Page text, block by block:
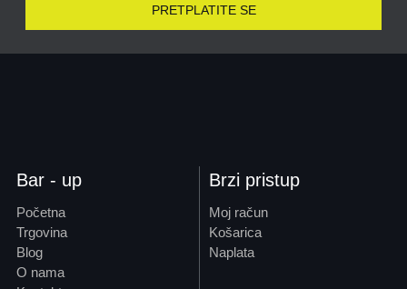
PRETPLATITE SE
Bar - up
Početna
Trgovina
Blog
O nama
Brzi pristup
Moj račun
Košarica
Naplata